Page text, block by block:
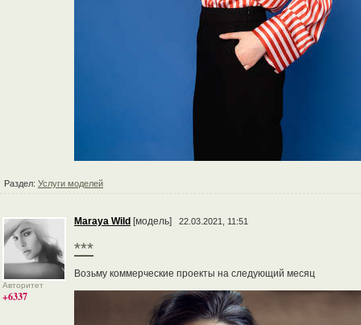
Раздел: Услуги моделей
Авторитет
+6337
Maraya Wild [модель] 22.03.2021, 11:51
***
Возьму коммерческие проекты на следующий месяц